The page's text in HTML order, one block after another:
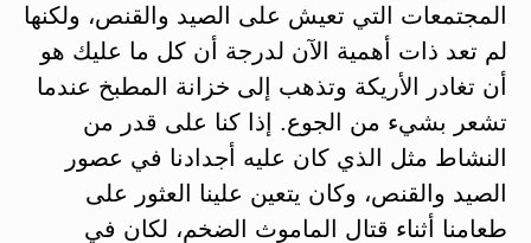
المجتمعات التي تعيش على الصيد والقنص، ولكنها
لم تعد ذات أهمية الآن لدرجة أن كل ما عليك هو
أن تغادر الأريكة وتذهب إلى خزانة المطبخ عندما
تشعر بشيء من الجوع. إذا كنا على قدر من
النشاط مثل الذي كان عليه أجدادنا في عصور
الصيد والقنص، وكان يتعين علينا العثور على
طعامنا أثناء قتال الماموث الضخم، لكان في